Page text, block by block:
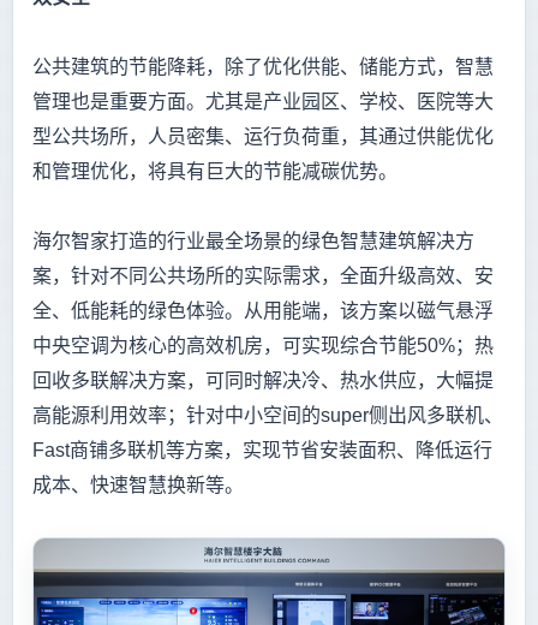
公共建筑的节能降耗，除了优化供能、储能方式，智慧
管理也是重要方面。尤其是产业园区、学校、医院等大
型公共场所，人员密集、运行负荷重，其通过供能优化
和管理优化，将具有巨大的节能减碳优势。
海尔智家打造的行业最全场景的绿色智慧建筑解决方
案，针对不同公共场所的实际需求，全面升级高效、安
全、低能耗的绿色体验。从用能端，该方案以磁气悬浮
中央空调为核心的高效机房，可实现综合节能50%；热
回收多联解决方案，可同时解决冷、热水供应，大幅提
高能源利用效率；针对中小空间的super侧出风多联机、
Fast商铺多联机等方案，实现节省安装面积、降低运行
成本、快速智慧换新等。